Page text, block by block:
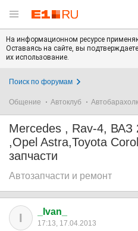
На информационном ресурсе
Оставаясь на сайте, вы
их использование.
Поиск по форумам
Общение Автоклуб
Mercedes , Rav-4, ВАЗ
,Opel Astra,Toyota
запчасти
Автозапчасти и ремонт
I _Ivan_
17:13, 17.04.2013